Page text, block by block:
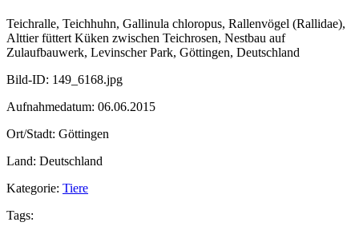
Teichralle, Teichhuhn, Gallinula chloropus, Rallenvögel (Rallidae),
Alttier füttert Küken zwischen Teichrosen, Nestbau auf
Zulaufbauwerk, Levinscher Park, Göttingen, Deutschland
Bild-ID: 149_6168.jpg
Aufnahmedatum: 06.06.2015
Ort/Stadt: Göttingen
Land: Deutschland
Kategorie: Tiere
Tags: